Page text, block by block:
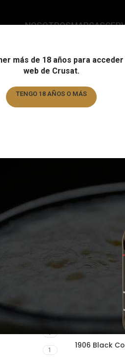
más de 18 años para acceder
web de Crusat.
TENGO 18 AÑOS O MÁS
NOSOTROSMARCAS
178
1
6
1
1
1
1 1906 Black